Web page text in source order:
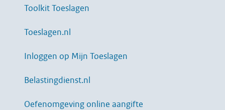
Toolkit Toeslagen
Toeslagen.nl
Inloggen op Mijn Toeslagen
Belastingdienst.nl
Oefenomgeving online aangifte